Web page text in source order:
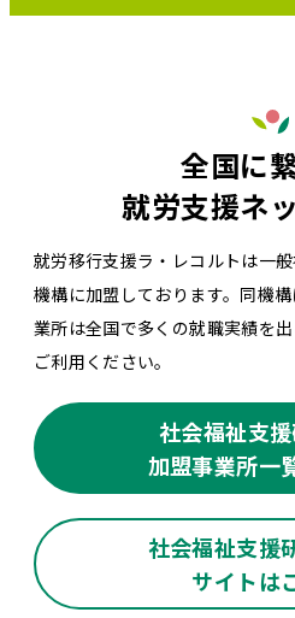
全国に
就労支援ネ
就労移行支援ラ・レコルトは一
機構に加盟しております。同機
業所は全国で多くの就職実績を
ご利用ください。
社会福祉支
加盟事業所一
社会福祉支援
サイトは